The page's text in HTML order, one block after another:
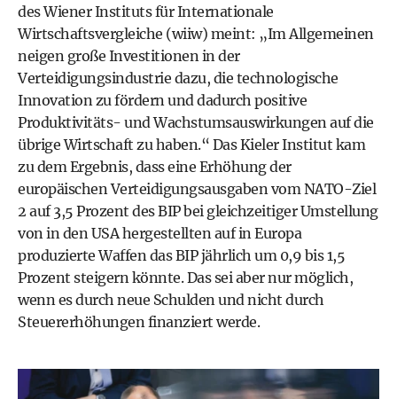
des Wiener Instituts für Internationale
Wirtschaftsvergleiche (wiiw) meint: „Im Allgemeinen
neigen große Investitionen in der
Verteidigungsindustrie dazu, die technologische
Innovation zu fördern und dadurch positive
Produktivitäts- und Wachstums­auswirkungen auf die
übrige Wirtschaft zu haben.“ Das Kieler Institut kam
zu dem Ergebnis, dass eine Erhöhung der
europäischen Verteidigungsausgaben vom NATO-­Ziel
2 auf 3,5 Prozent des BIP bei gleichzeitiger Umstellung
von in den USA hergestellten auf in Europa
produzierte Waffen das BIP jährlich um 0,9 bis 1,5
Prozent steigern könnte. Das sei aber nur möglich,
wenn es durch neue Schulden und nicht durch
Steuererhöhungen finanziert werde.